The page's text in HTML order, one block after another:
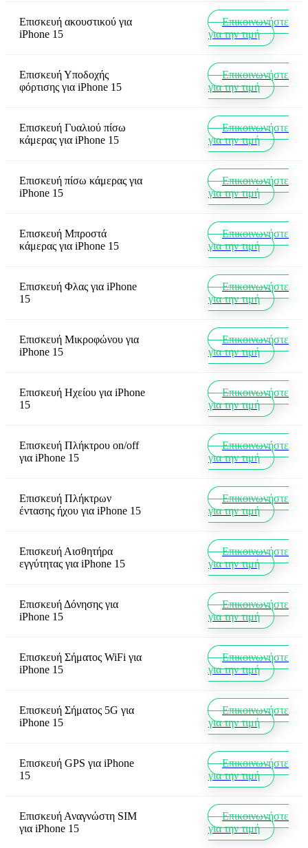
Επισκευή ακουστικού για
iPhone 15
Επικοινωνήστε
για την τιμή
Επισκευή Υποδοχής
φόρτισης για iPhone 15
Επικοινωνήστε
για την τιμή
Επισκευή Γυαλιού πίσω
κάμερας για iPhone 15
Επικοινωνήστε
για την τιμή
Επισκευή πίσω κάμερας για
iPhone 15
Επικοινωνήστε
για την τιμή
Επισκευή Μπροστά
κάμερας για iPhone 15
Επικοινωνήστε
για την τιμή
Επισκευή Φλας για iPhone
15
Επικοινωνήστε
για την τιμή
Επισκευή Μικροφώνου για
iPhone 15
Επικοινωνήστε
για την τιμή
Επισκευή Ηχείου για iPhone
15
Επικοινωνήστε
για την τιμή
Επισκευή Πλήκτρου on/off
για iPhone 15
Επικοινωνήστε
για την τιμή
Επισκευή Πλήκτρων
έντασης ήχου για iPhone 15
Επικοινωνήστε
για την τιμή
Επισκευή Αισθητήρα
εγγύτητας για iPhone 15
Επικοινωνήστε
για την τιμή
Επισκευή Δόνησης για
iPhone 15
Επικοινωνήστε
για την τιμή
Επισκευή Σήματος WiFi για
iPhone 15
Επικοινωνήστε
για την τιμή
Επισκευή Σήματος 5G για
iPhone 15
Επικοινωνήστε
για την τιμή
Επισκευή GPS για iPhone
15
Επικοινωνήστε
για την τιμή
Επισκευή Αναγνώστη SIM
για iPhone 15
Επικοινωνήστε
για την τιμή